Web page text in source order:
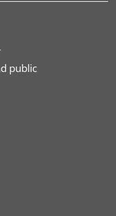
public